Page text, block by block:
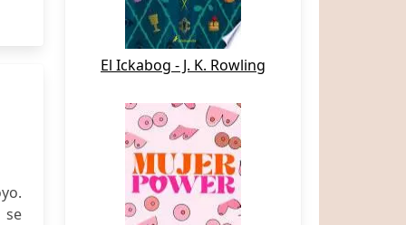
se
El Ickabog - J. K. Rowling